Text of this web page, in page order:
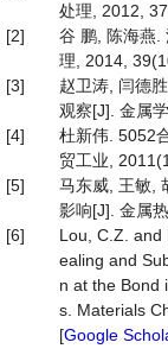
处理, 2012,
[2]
谷 鹏, 陈海燕.
理, 2014,
[3]
赵卫涛, 闫德
观察[J]. 金属
[4]
杜新伟. 5052
贸工业,
[5]
马东威, 王敏,
影响[J]. 金属
[6]
Lou, C.Z. and
ealing and
n at the Bond
s. Materials
[Google